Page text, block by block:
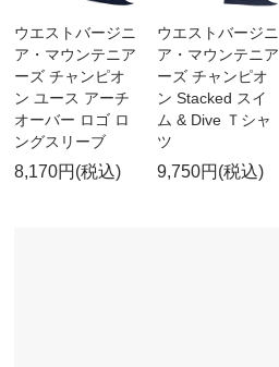
ウエストバージニ
ア・マウンテニア
ーズ チャンピオ
ン ユース アーチ
オーバー ロゴ ロ
ングスリーブ
8,170円(税込)
ウエストバージニ
ア・マウンテニア
ーズ チャンピオ
ン Stacked スイ
ム & Dive Ｔシャ
ツ
9,750円(税込)